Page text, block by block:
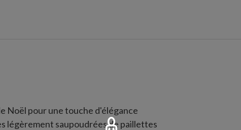
Noël pour une touche d'élégance
légèrement saupoudrées de paillettes